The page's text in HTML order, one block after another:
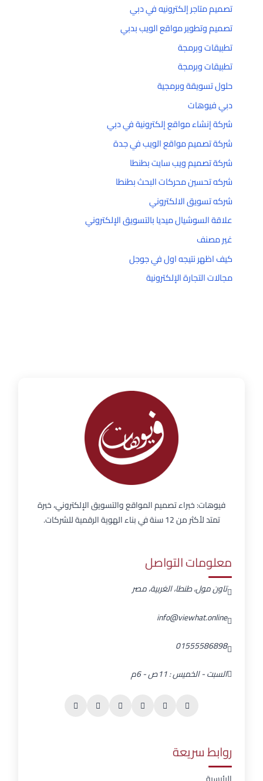
تصميم متاجر إلكترونيه في دبي
تصميم وتطوير مواقع الويب بدبي
تطبيقات وبرمجة
تطبيقات وبرمجة
حلول تسويقة وبرمجية
دبي فيوهات
شركة إنشاء مواقع إلكترونية في دبي
شركة تصميم مواقع الويب في جدة
شركة تصميم ويب سايت بطنطا
شركه تحسين محركات البحث بطنطا
شركه تسويق الالكتروني
علاقة السوشيال ميديا بالتسويق الإلكتروني
غير مصنف
كيف اظهر نتيجه اول في جوجل
مجالات التجارة الإلكترونية
فيوهات: خبراء تصميم المواقع والتسويق الإلكتروني، خبرة
تمتد لأكثر من 12 سنة في بناء الهوية الرقمية للشركات.
معلومات التواصل
تاون مول، طنطا، الغربية، مصر
info@viewhat.online
01555586898
السبت - الخميس : 11ص - 6م
روابط سريعة